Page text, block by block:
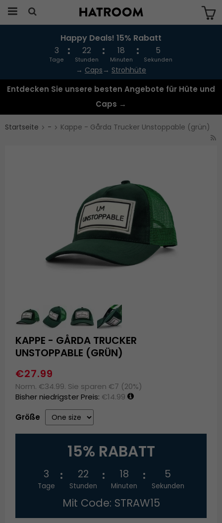
Das Produkt wurde in Ihren Warenkorb
gelegt
Happy Deals! 15% Rabatt
3
Tage
22
Stunden
18
Minuten
5
Sekunden
→ Caps → Strohhüte
Entdecken Sie unsere besten Angebote für Hüte und
Caps →
Startseite - Kappe - Gårda Trucker Unstoppable (grün)
KAPPE - GÅRDA TRUCKER
UNSTOPPABLE (GRÜN)
€27.99
Norm. €34.99. Sie sparen €7 (20%)
Bisher niedrigster Preis: €14.99
Größe
15% RABATT
3
Tage
22
Stunden
18
Minuten
5
Sekunden
Mit Code: STRAW15